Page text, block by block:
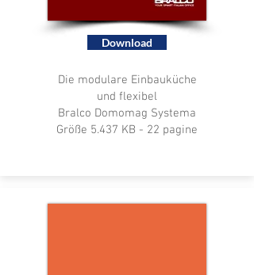
Download
Die modulare Einbauküche
und flexibel
Bralco Domomag Systema
Größe 5.437 KB - 22 pagine